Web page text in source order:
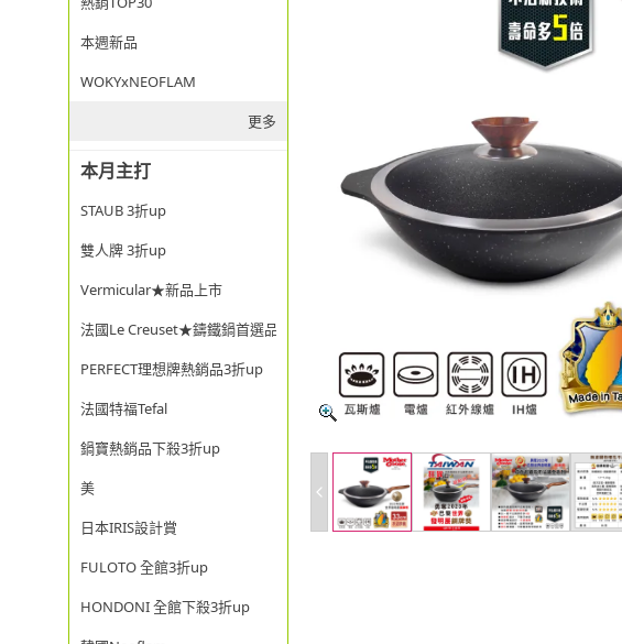
本週新品
WOKYxNEOFLAM
更多
本月主打
STAUB 3折up
雙人牌 3折up
Vermicular★新品上市
法國Le Creuset★鑄鐵鍋首選品牌
PERFECT理想牌熱銷品3折up
法國特福Tefal
鍋寶熱銷品下殺3折up
美
日本IRIS設計賞
FULOTO 全館3折up
HONDONI 全館下殺3折up